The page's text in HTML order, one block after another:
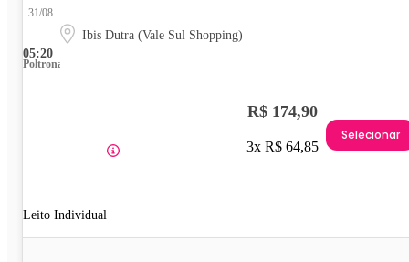
05:20
31/08
Ibis Dutra (Vale Sul Shopping)
Poltrona
Leito Individual
R$ 174,90
3x R$ 64,85
Selecionar